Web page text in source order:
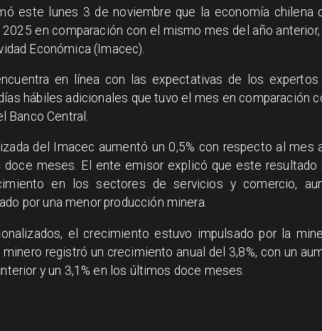
este lunes 3 de noviembre que la economía chilena
en comparación con el mismo mes del año anterior,
Económica (Imacec).
en línea con las expectativas de los
hábiles adicionales que tuvo el mes en comparación
Banco Central.
del Imacec aumentó un 0,5% con respecto al mes
doce meses. El ente emisor explicó que este resultado
en los sectores de servicios y comercio,
por una menor producción minera.
el crecimiento estuvo impulsado por la
registró un crecimiento anual del 3,8%, con un
y un 3,1% en los últimos doce meses.